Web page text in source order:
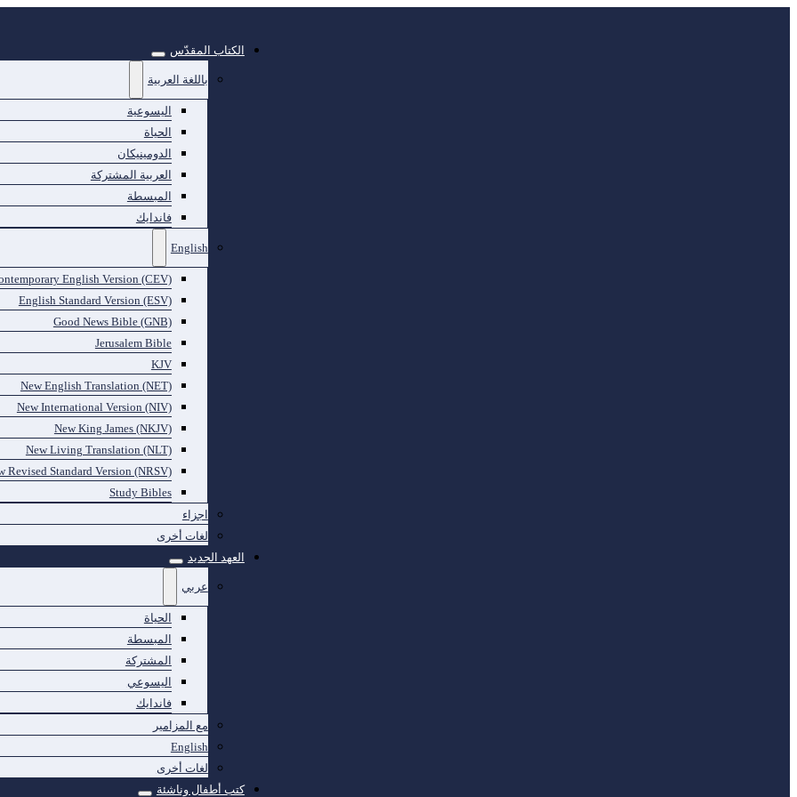
الكتاب المقدّس
باللغة العربية
اليسوعية
الحياة
الدومينيكان
العربية المشتركة
المبسطة
فاندايك
English
English Version (CEV)
English Standard Version (ESV)
Good News Bible (GNB)
Jerusalem Bible
KJV
New English Translation (NET)
New International Version (NIV)
New King James (NKJV)
New Living Translation (NLT)
Revised Standard Version (NRSV)
Study Bibles
اجزاء
لغات أخرى
العهد الجديد
عربي
الحياة
المبسطة
المشتركة
اليسوعي
فاندايك
مع المزامير
English
لغات أخرى
كتب أطفال وناشئة